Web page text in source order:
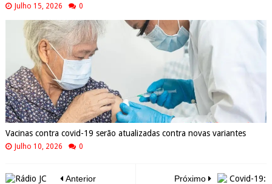
Julho 15, 2026 0
Vacinas contra covid-19 serão atualizadas contra novas variantes
Julho 10, 2026 0
Próximo
Anterior